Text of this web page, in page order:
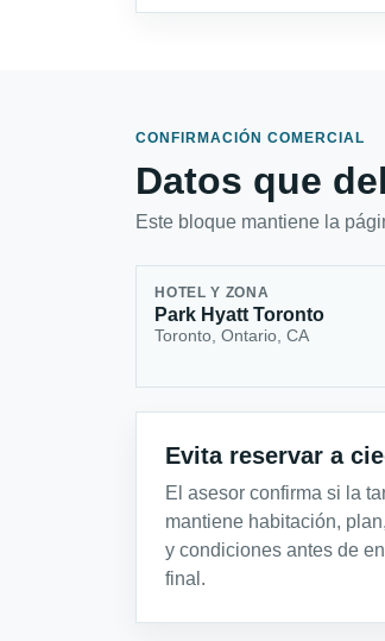
CONFIRMACIÓN COMERCIAL
Datos que
Este bloque mantiene la
HOTEL Y ZONA
Park Hyatt Toronto
Toronto, Ontario, CA
Evita reservar a
El asesor confirma si la
mantiene habitación,
y condiciones antes de
final.